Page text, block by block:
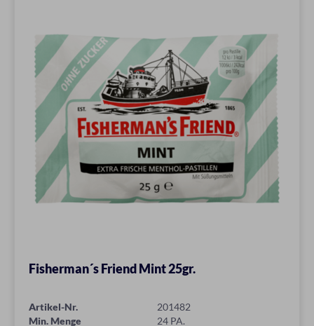
Fisherman´s Friend Mint 25gr.
Artikel-Nr.
201482
Min. Menge
24 PA.